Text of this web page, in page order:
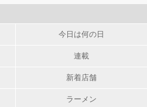
今日は何の日
連載
新着店舗
ラーメン